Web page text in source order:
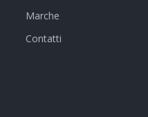
Marche
Contatti